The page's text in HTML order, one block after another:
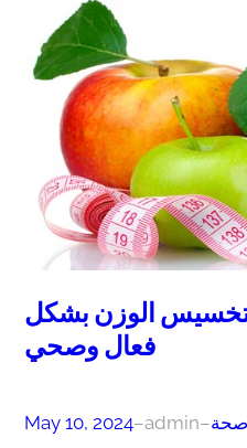
الوزن بشكل
فعال وصحي
May 10, 2024–admin–صحة